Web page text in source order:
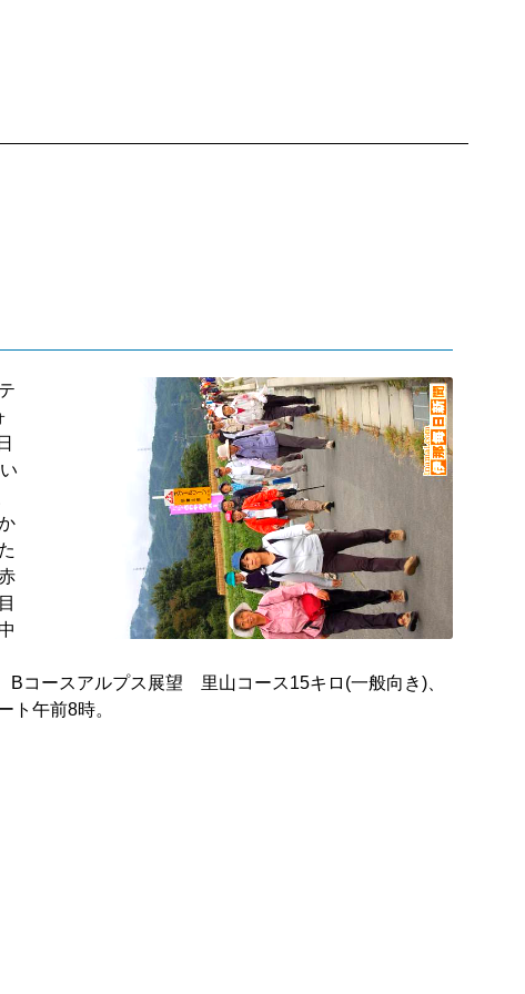
コースアルプス展望 里山コース15キロ(一般向き)、
ト午前8時。